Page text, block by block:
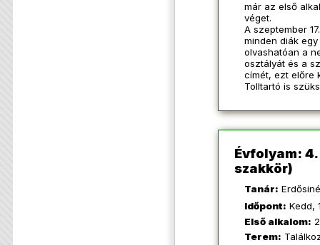
már az első
véget.
A szeptember
minden diák
olvashatóan a
osztályát és a
címét, ezt előre
Tolltartó is
Évfolyam:
szakkör)
Tanár:
Időpont: Kedd,
Első alkalom:
Terem: